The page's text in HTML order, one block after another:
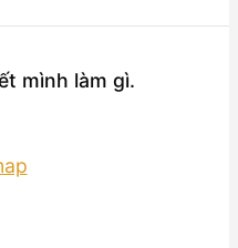
mình làm gì.